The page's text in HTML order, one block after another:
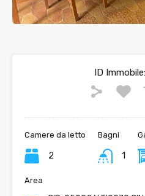
ID Immobile:
Camere da letto
2
Bagni
1
Area